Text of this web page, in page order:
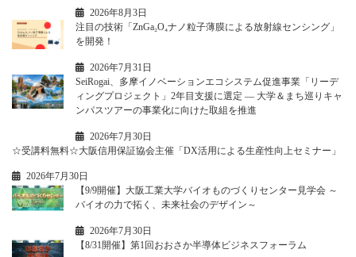
2026年8月3日
注目の技術「ZnGa₂O₄ナノ粒子薄膜による放射線センシング」
を開発！
2026年7月31日
SeiRogai、多摩イノベーションエコシステム促進事業「リーデ
ィングプロジェクト」2年目支援に選定 ― 大学＆まち巡りキャ
ンパスツアーの事業化に向けた取組を推進
2026年7月30日
☆受講料無料☆大阪信用保証協会主催「DX活用による生産性向上セミナー」
2026年7月30日
【9/9開催】大阪工業大学バイオものづくりセンター見学会 ～
バイオの力で拓く、未来社会のデザイン～
2026年7月30日
【8/31開催】第1回おおさか半導体ビジネスフォーラム